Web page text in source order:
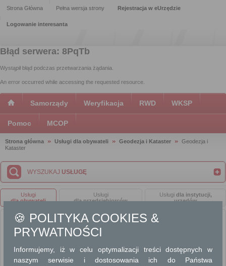
Strona Główna Pełna wersja strony Rejestracja w eUrzędzie
Logowanie interesanta
Błąd serwera: 8PqTb
Wystąpił błąd podczas przetwarzania żądania.
An error occurred while accessing the requested resource.
Samorządy Weryfikacja RWD WKSP
Pomoc MCOP
Strona główna Usługi dla obywateli Geodezja i Kataster
Geodezja i
Kataster
WYSZUKAJ USŁUGĘ
Usługi
dla obywateli
Usługi
dla przedsiębiorców
Usługi dla instytucji,
urzędów
EWIDENCJA GRUNTÓW I BUDYNKÓW
EWIDENCJA MIEJSCOWOŚCI, ULIC I ADRESÓW
🍪 POLITYKA COOKIES &
PRYWATNOŚCI
Informujemy, iż w celu optymalizacji treści dostępnych w
naszym serwisie i dostosowania ich do Państwa